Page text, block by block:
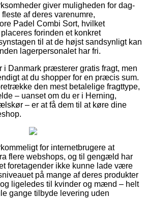
giver muligheden for dag-
af deres varenumre,
Padel Combi Sort, hvilket
forinden et konkret
til at de højst sandsynligt kan
lagerpersonalet har fri.
i Danmark præsterer gratis fragt, men
at du shopper for en præcis sum.
den mest betalelige fragttype,
– uanset om du er i Herning,
– er at få dem til at køre dine
for internetbrugere at
flere webshops, og til gengæld har
foretagender ikke kunne lade være
på mange af deres produkter
ligeledes til kvinder og mænd – helt
gange tilbyde levering uden